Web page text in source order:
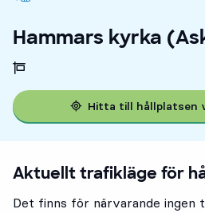
Startsida
Hammars kyrka
Hitta till hållplatsen
Aktuellt trafikläge för
Det finns för närvarande ingen